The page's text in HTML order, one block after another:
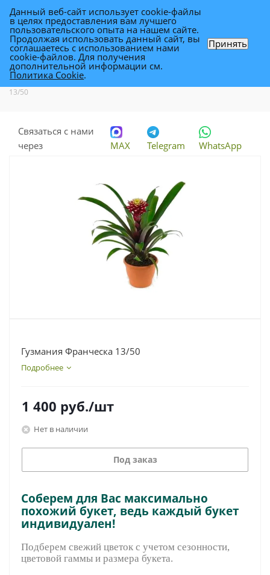
Гузмания Франческа 13/50
Каталог - Растения -
13/50
Связаться с нами
через
MAX Telegram WhatsApp
Гузмания Франческа 13/50
Подробнее
1 400 руб./шт
Нет в наличии
Под заказ
Соберем для Вас максимально
похожий букет, ведь каждый букет
индивидуален!
Подберем свежий цветок с учетом сезонности,
цветовой гаммы и размера букета.
Данный веб-сайт использует cookie-файлы
в целях предоставления вам лучшего
пользовательского опыта на нашем сайте.
Продолжая использовать данный сайт, вы
соглашаетесь с использованием нами
cookie-файлов. Для получения
дополнительной информации см.
Политика Cookie.
Принять